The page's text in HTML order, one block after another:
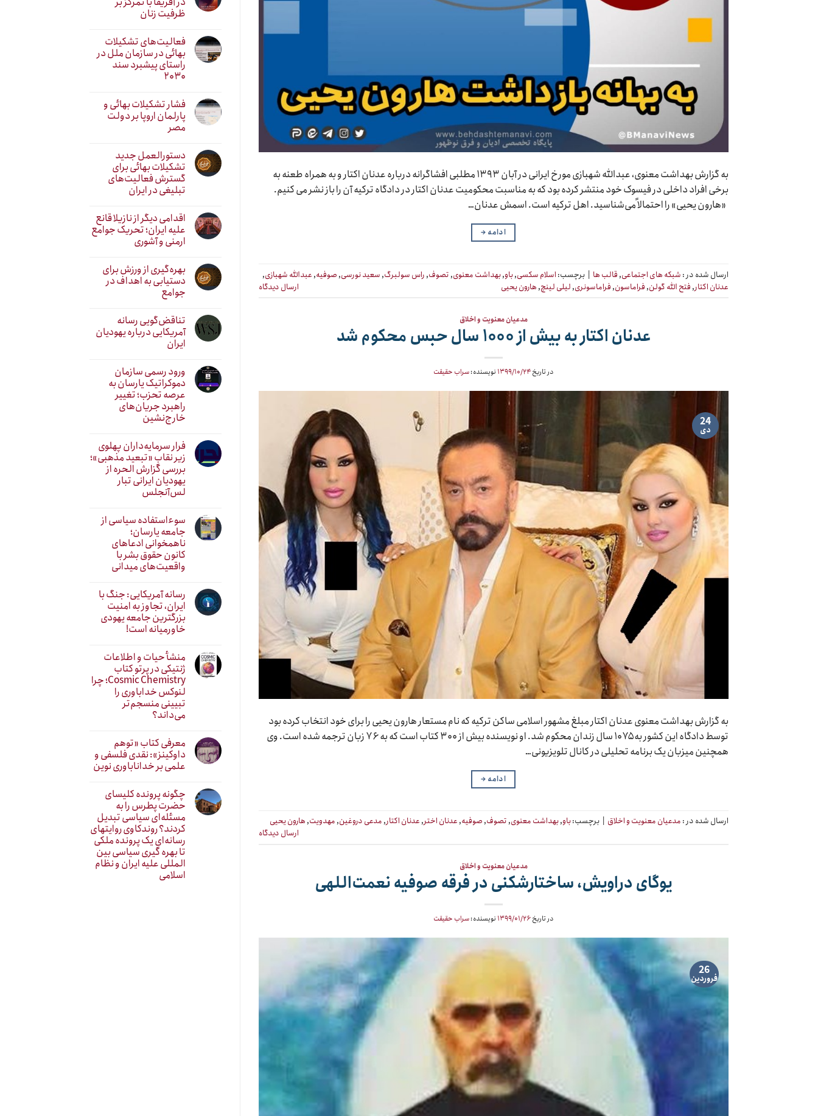
به گزارش بهداشت معنوی، عبدالله شهبازی مورخ ایرانی در آبان ۱۳۹۳ مطلبی افشاگرانه درباره عدنان اکتار و به همراه طعنه به
برخی افراد داخلی در فیسوک خود منتشر کرده بود که به مناسبت محکومیت عدنان اکتار در دادگاه ترکیه آن را باز نشر می کنیم.
«هارون یحیی» را احتمالاً می‌شناسید. اهل ترکیه است. اسمش عدنان…
ادامه →
ارسال شده در : شبکه های اجتماعی, قالب ها | برچسب: اسلام سکسی,باو,بهداشت معنوی, تصوف, راس سولبرگ, سعید نورسی, صوفیه, عبدالله شهبازی,
عدنان اکتار, فتح الله گولن, فراماسون, فراماسونری, لیلی لینچ, هارون یحیی ارسال دیدگاه
مدعیان معنویت و اخلاق
عدنان اکتار به بیش از ۱۰۰۰ سال حبس محکوم شد
در تاریخ۱۳۹۹/۱۰/۲۴ نویسنده:سراب حقیقت
24
دی
به گزارش بهداشت معنوی عدنان اکتار مبلغ مشهور اسلامی ساکن ترکیه که نام مستعار هارون یحیی را برای خود انتخاب کرده بود
توسط دادگاه این کشور به ۱۰۷۵ سال زندان محکوم شد. او نویسنده بیش از ۳۰۰ کتاب است که به ۷۶ زبان ترجمه شده است. وی
همچنین میزبان یک برنامه تحلیلی در کانال تلویزیونی…
ادامه →
ارسال شده در : مدعیان معنویت و اخلاق برچسب:باو,بهداشت معنوی,تصوف,صوفیه,عدنان اختر,عدنان اکتار,مدعی دروغین,مهدویت,هارون یحیی
ارسال دیدگاه
مدعیان معنویت و اخلاق
یوگای دراویش، ساختارشکنی در فرقه صوفیه نعمت‌اللهی
در تاریخ۱۳۹۹/۰۱/۲۶ نویسنده:سراب حقیقت
26
فروردین
ظرفیت زنان
فعالیت‌های تشکیلات
بهائی در سازمان ملل در
راستای پیشبرد سند
۲۰۳۰
فشار تشکیلات بهائی و
پارلمان اروپا بر دولت
مصر
دستورالعمل جدید
تشکیلات بهائی برای
گسترش فعالیت‌های
تبلیغی در ایران
اقدامی دیگر از نازیلا قانع
علیه ایران؛ تحریک جوامع
ارمنی و آشوری
بهره‌گیری از ورزش برای
دستیابی به اهداف در
جوامع
تناقض‌گویی رسانه
آمریکایی درباره یهودیان
ایران
ورود رسمی سازمان
دموکراتیک یارسان به
عرصه تحزب؛ تغییر
راهبرد جریان‌های
خارج‌نشین
فرار سرمایه‌داران پهلوی
زیر نقابِ «تبعید مذهبی»؛
بررسی گزارش الحره از
یهودیان ایرانی تبار
لس‌آنجلس
سوءاستفاده سیاسی از
جامعه یارسان؛
ناهمخوانی ادعاهای
کانون حقوق بشر با
واقعیت‌های میدانی
رسانه آمریکایی: جنگ با
ایران، تجاوز به امنیت
بزرگترین جامعه یهودی
خاورمیانه است!
منشأ حیات و اطلاعات
ژنتیکی در پرتو کتاب
Cosmic Chemistry؛ چرا
لنوکس خداباوری را
تبیینی منسجم‌تر
می‌داند؟
معرفی کتاب «توهم
داوکینز»: نقدی فلسفی و
علمی بر خداناباوری نوین
چگونه پرونده کلیسای
حضرت پطرس را به
مسئله‌ای سیاسی تبدیل
کردند؟ روندکاوی روایتهای
رسانه‌ایِ یک پرونده ملکی
تا بهره گیری سیاسی بین
المللی علیه ایران و نظام
اسلامی